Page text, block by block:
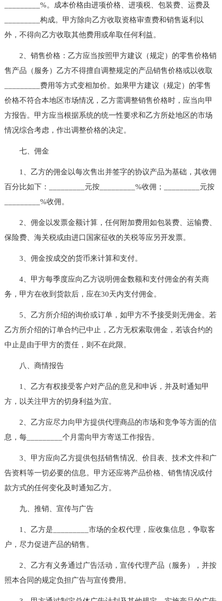
_________%。成本价格由进项价格、进项税、包装费、运费及
_________构成。甲方除向乙方收取资格审查费和销售返利以
外，不得向乙方收取其他费用或牟取任何利益。
2、销售价格：乙方应当按照甲方建议（规定）的零售价格销
售产品（服务）乙方不得擅自调整规定的产品销售价格或以收取
_________费用等方式变相加价。如果甲方建议（规定）的零售
价格不符合本地区市场情况，乙方需调整销售价格时，应当向甲
方报告。甲方应当根据系统的统一性要求和乙方所处地区的市场
情况综合考虑，作出调整价格的决定。
七、佣金
1、乙方的佣金以每次售出并签字的协议产品为基础，其收佣
百分比如下：_________元按_________%收佣；_________元按
_________%收佣。
2、佣金以发票金额计算，任何附加费用如包装费、运输费、
保险费、海关税或由进口国家征收的关税等应另开发票。
3、佣金按成交的货币来计算和支付。
4、甲方每季度应向乙方说明佣金数额和支付佣金的有关商
务，甲方在收到货款后，应在30天内支付佣金。
5、乙方所介绍的询价或订单，如甲方不予接受则无佣金。若
乙方所介绍的订单合约已中止，乙方无权索取佣金，若该合约的
中止是由于甲方的责任，则不在此限。
八、商情报告
1、乙方有权接受客户对产品的意见和申诉，并及时通知甲
方，以关注甲方的切身利益为宜。
2、乙方应尽力向甲方提供代理商品的市场和竞争等方面的信
息，每_________个月需向甲方寄送工作报告。
3、甲方应向乙方提供包括销售情况、价目表、技术文件和广
告资料等一切必要的信息。甲方还应将产品价格、销售情况或付
款方式的任何变化及时通知乙方。
九、推销、宣传与广告
1、乙方是_________市场的全权代理，应收集信息，争取客
户，尽力促进产品的销售。
2、乙方有义务通过广告活动，宣传代理产品（服务），并按
照本合同的规定负担广告与宣传费用。